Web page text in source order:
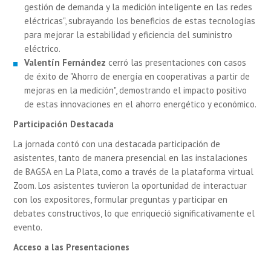
gestión de demanda y la medición inteligente en las redes
eléctricas", subrayando los beneficios de estas tecnologías
para mejorar la estabilidad y eficiencia del suministro
eléctrico.
Valentín Fernández cerró las presentaciones con casos
de éxito de "Ahorro de energía en cooperativas a partir de
mejoras en la medición", demostrando el impacto positivo
de estas innovaciones en el ahorro energético y económico.
Participación Destacada
La jornada contó con una destacada participación de
asistentes, tanto de manera presencial en las instalaciones
de BAGSA en La Plata, como a través de la plataforma virtual
Zoom. Los asistentes tuvieron la oportunidad de interactuar
con los expositores, formular preguntas y participar en
debates constructivos, lo que enriqueció significativamente el
evento.
Acceso a las Presentaciones